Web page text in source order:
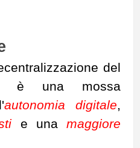
del
è una mossa
autonomia digitale,
e una maggiore